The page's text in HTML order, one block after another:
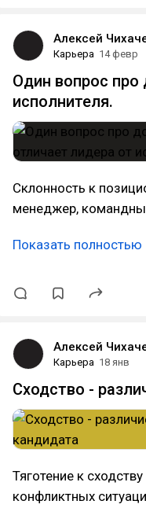
Алексей
Карьера 14 февр
Один вопрос про
исполнителя.
Склонность к
менеджер,
Показать полностью
Алексей
Карьера 18 янв
Сходство -
Тяготение к
конфликтных